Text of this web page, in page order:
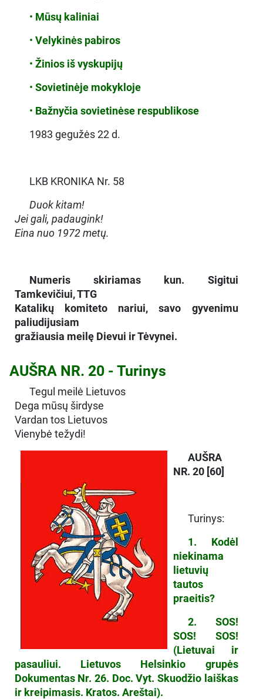
• Mūsų kaliniai
• Velykinės pabiros
• Žinios iš vyskupijų
• Sovietinėje mokykloje
• Bažnyčia sovietinėse respublikose
1983 gegužės 22 d.
LKB KRONIKA Nr. 58
Duok kitam!
Jei gali, padaugink!
Eina nuo 1972 metų.
Numeris skiriamas kun. Sigitui
Tamkevičiui, TTG
Katalikų komiteto nariui, savo gyvenimu
paliudijusiam
gražiausia meilę Dievui ir Tėvynei.
AUŠRA NR. 20 - Turinys
Tegul meilė Lietuvos
Dega mūsų širdyse
Vardan tos Lietuvos
Vienybė težydi!
AUŠRA
NR. 20 [60]
Turinys:
1. Kodėl
niekinama
lietuvių
tautos
praeitis?
2. SOS!
SOS! SOS!
(Lietuvai ir
pasauliui. Lietuvos Helsinkio grupės
Dokumentas Nr. 26. Doc. Vyt. Skuodžio laiškas
ir kreipimasis. Kratos. Areštai).